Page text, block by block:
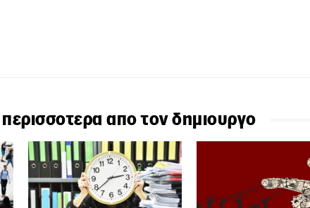
περισσοτερα απο τον δημιουργο